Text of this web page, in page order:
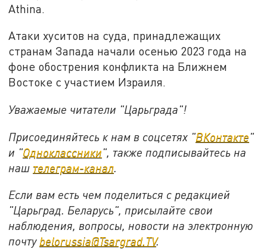
Athina.
Атаки хуситов на суда, принадлежащих
странам Запада начали осенью 2023 года на
фоне обострения конфликта на Ближнем
Востоке с участием Израиля.
Уважаемые читатели "Царьграда"!
Присоединяйтесь к нам в соцсетях "ВКонтакте"
и "Одноклассники", также подписывайтесь на
наш телеграм-канал
Если вам есть чем поделиться с редакцией
"Царьград. Беларусь", присылайте свои
наблюдения, вопросы, новости на электронную
почту belorussia@Tsargrad.TV.